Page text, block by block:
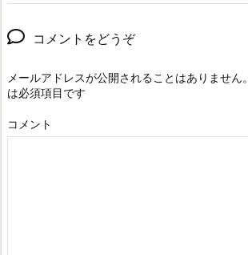
コメントをどうぞ
メールアドレスが公開されることはありません。
は必須項目です
コメント